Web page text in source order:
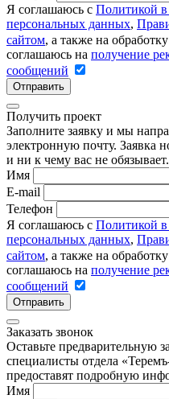
Я соглашаюсь с Политикой
персональных данных,
сайтом, а также на
соглашаюсь на получение
сообщений
Отправить
Получить проект
Заполните заявку и мы
электронную почту. Заявка
и ни к чему вас не обязывает.
Имя
E-mail
Телефон
Я соглашаюсь с Политикой
персональных данных,
сайтом, а также на
соглашаюсь на получение
сообщений
Отправить
Заказать звонок
Оставьте предварительную
специалисты отдела
предоставят подробную
Имя